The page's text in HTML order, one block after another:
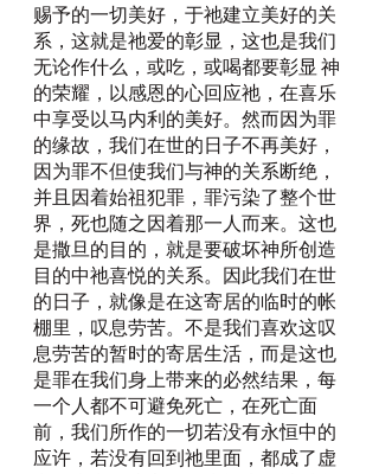
赐予的一切美好，于祂建立美好的关
系，这就是祂爱的彰显，这也是我们
无论作什么，或吃，或喝都要彰显 神
的荣耀，以感恩的心回应祂，在喜乐
中享受以马内利的美好。然而因为罪
的缘故，我们在世的日子不再美好，
因为罪不但使我们与神的关系断绝，
并且因着始祖犯罪，罪污染了整个世
界，死也随之因着那一人而来。这也
是撒旦的目的，就是要破坏神所创造
目的中祂喜悦的关系。因此我们在世
的日子，就像是在这寄居的临时的帐
棚里，叹息劳苦。不是我们喜欢这叹
息劳苦的暂时的寄居生活，而是这也
是罪在我们身上带来的必然结果，每
一个人都不可避免死亡，在死亡面
前，我们所作的一切若没有永恒中的
应许，若没有回到祂里面，都成了虚